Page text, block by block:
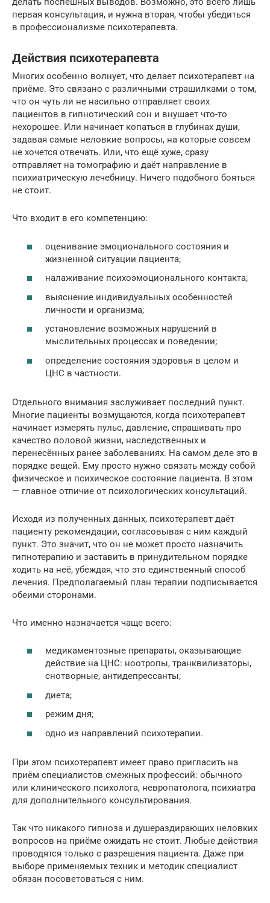
первая консультация, и нужна вторая, чтобы убедиться
в профессионализме психотерапевта.
Действия психотерапевта
Многих особенно волнует, что делает психотерапевт на
приёме. Это связано с различными страшилками о том,
что он чуть ли не насильно отправляет своих
пациентов в гипнотический сон и внушает что-то
нехорошее. Или начинает копаться в глубинах души,
задавая самые неловкие вопросы, на которые совсем
не хочется отвечать. Или, что ещё хуже, сразу
отправляет на томографию и даёт направление в
психиатрическую лечебницу. Ничего подобного бояться
не стоит.
Что входит в его компетенцию:
оценивание эмоционального состояния и
жизненной ситуации пациента;
налаживание психоэмоционального контакта;
выяснение индивидуальных особенностей
личности и организма;
установление возможных нарушений в
мыслительных процессах и поведении;
определение состояния здоровья в целом и
ЦНС в частности.
Отдельного внимания заслуживает последний пункт.
Многие пациенты возмущаются, когда психотерапевт
начинает измерять пульс, давление, спрашивать про
качество половой жизни, наследственных и
перенесённых ранее заболеваниях. На самом деле это в
порядке вещей. Ему просто нужно связать между собой
физическое и психическое состояние пациента. В этом
— главное отличие от психологических консультаций.
Исходя из полученных данных, психотерапевт даёт
пациенту рекомендации, согласовывая с ним каждый
пункт. Это значит, что он не может просто назначить
гипнотерапию и заставить в принудительном порядке
ходить на неё, убеждая, что это единственный способ
лечения. Предполагаемый план терапии подписывается
обеими сторонами.
Что именно назначается чаще всего:
медикаментозные препараты, оказывающие
действие на ЦНС: ноотропы, транквилизаторы,
снотворные, антидепрессанты;
диета;
режим дня;
одно из направлений психотерапии.
При этом психотерапевт имеет право пригласить на
приём специалистов смежных профессий: обычного
или клинического психолога, невропатолога, психиатра
для дополнительного консультирования.
Так что никакого гипноза и душераздирающих неловких
вопросов на приёме ожидать не стоит. Любые действия
проводятся только с разрешения пациента. Даже при
выборе применяемых техник и методик специалист
обязан посоветоваться с ним.